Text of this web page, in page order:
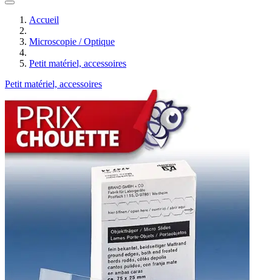
Accueil
Microscopie / Optique
Petit matériel, accessoires
Petit matériel, accessoires